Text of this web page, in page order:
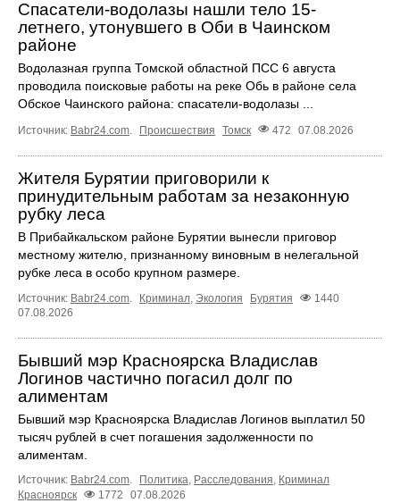
Спасатели-водолазы нашли тело 15-
летнего, утонувшего в Оби в Чаинском
районе
Водолазная группа Томской областной ПСС 6 августа
проводила поисковые работы на реке Обь в районе села
Обское Чаинского района: спасатели-водолазы ...
Источник: Babr24.com Происшествия Томск 472 07.08.2026
Жителя Бурятии приговорили к
принудительным работам за незаконную
рубку леса
В Прибайкальском районе Бурятии вынесли приговор
местному жителю, признанному виновным в нелегальной
рубке леса в особо крупном размере.
Источник: Babr24.com Криминал Экология Бурятия
1440
07.08.2026
Бывший мэр Красноярска Владислав
Логинов частично погасил долг по
алиментам
Бывший мэр Красноярска Владислав Логинов выплатил 50
тысяч рублей в счет погашения задолженности по
алиментам.
Источник: Babr24.com Политика Расследования Криминал
Красноярск
1772 07.08.2026